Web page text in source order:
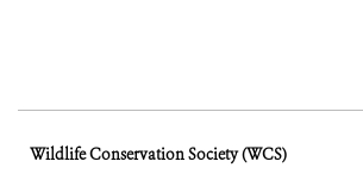
Wildlife Conservation Society (WCS)